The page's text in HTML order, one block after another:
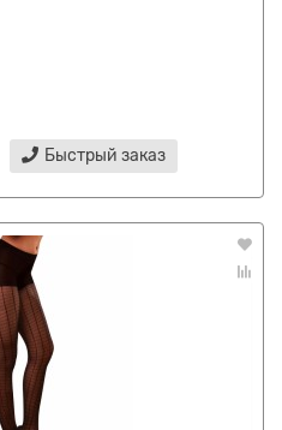
Быстрый заказ